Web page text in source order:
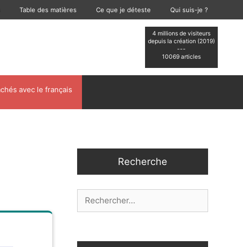
Table des matières Ce que je déteste Qui suis-je ?
4 millions de visiteurs
depuis la création (2019)
---
10069 articles
avec le français
Recherche